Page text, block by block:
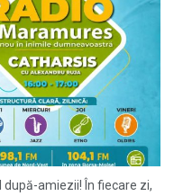
amiezii! În fiecare zi,